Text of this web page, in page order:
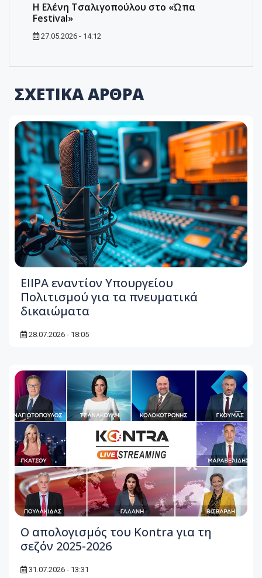
H Ελένη Τσαλιγοπούλου στο «Ώπα
Festival»
27.05.2026 - 14:12
ΣΧΕΤΙΚΑ ΑΡΘΡΑ
ΕΙΙΡΑ εναντίον Υπουργείου
Πολιτισμού για τα πνευματικά
δικαιώματα
28.07.2026 - 18:05
Ο απολογισμός του Kontra για τη
σεζόν 2025-2026
31.07.2026 - 13:31